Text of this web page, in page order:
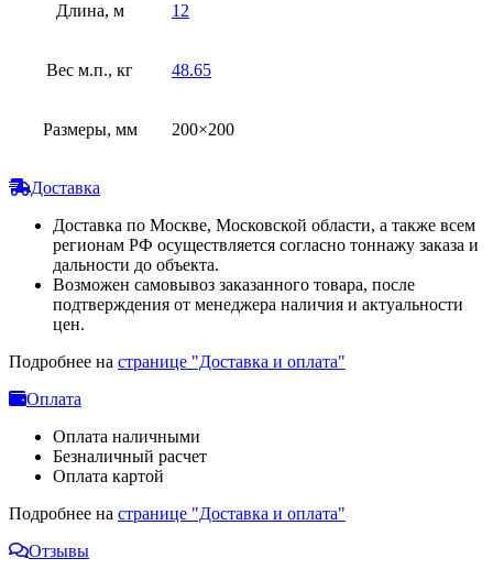
Длина, м 12
Вес м.п., кг 48.65
Размеры, мм 200×200
Доставка
Доставка по Москве, Московской области, а также всем
регионам РФ осуществляется согласно тоннажу заказа и
дальности до объекта.
Возможен самовывоз заказанного товара, после
подтверждения от менеджера наличия и актуальности
цен.
Подробнее на странице "Доставка и оплата"
Оплата
Оплата наличными
Безналичный расчет
Оплата картой
Подробнее на странице "Доставка и оплата"
Отзывы